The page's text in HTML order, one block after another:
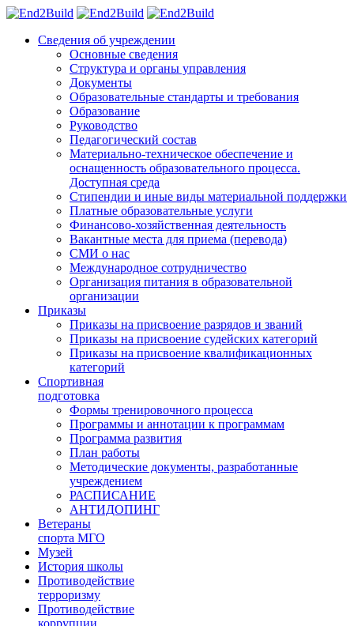
Сведения об учреждении
Основные сведения
Структура и органы управления
Документы
Образовательные стандарты и требования
Образование
Руководство
Педагогический состав
Материально-техническое обеспечение и
оснащенность образовательного процесса.
Доступная среда
Стипендии и иные виды материальной поддержки
Платные образовательные услуги
Финансово-хозяйственная деятельность
Вакантные места для приема (перевода)
СМИ о нас
Международное сотрудничество
Организация питания в образовательной
организации
Приказы
Приказы на присвоение разрядов и званий
Приказы на присвоение судейских категорий
Приказы на присвоение квалификационных
категорий
Спортивная
подготовка
Формы тренировочного процесса
Программы и аннотации к программам
Программа развития
План работы
Методические документы, разработанные
учреждением
РАСПИСАНИЕ
АНТИДОПИНГ
Ветераны
спорта МГО
Музей
История школы
Противодействие
терроризму
Противодействие
коррупции